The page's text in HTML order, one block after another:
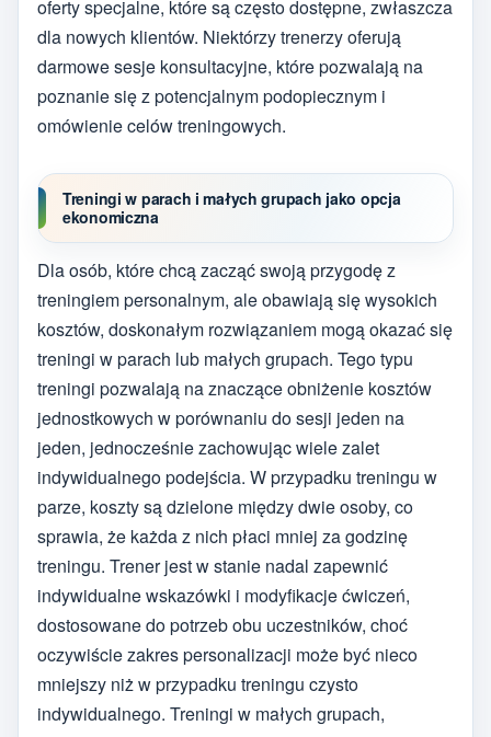
oferty specjalne, które są często dostępne, zwłaszcza
dla nowych klientów. Niektórzy trenerzy oferują
darmowe sesje konsultacyjne, które pozwalają na
poznanie się z potencjalnym podopiecznym i
omówienie celów treningowych.
Treningi w parach i małych grupach jako opcja
ekonomiczna
Dla osób, które chcą zacząć swoją przygodę z
treningiem personalnym, ale obawiają się wysokich
kosztów, doskonałym rozwiązaniem mogą okazać się
treningi w parach lub małych grupach. Tego typu
treningi pozwalają na znaczące obniżenie kosztów
jednostkowych w porównaniu do sesji jeden na
jeden, jednocześnie zachowując wiele zalet
indywidualnego podejścia. W przypadku treningu w
parze, koszty są dzielone między dwie osoby, co
sprawia, że każda z nich płaci mniej za godzinę
treningu. Trener jest w stanie nadal zapewnić
indywidualne wskazówki i modyfikacje ćwiczeń,
dostosowane do potrzeb obu uczestników, choć
oczywiście zakres personalizacji może być nieco
mniejszy niż w przypadku treningu czysto
indywidualnego. Treningi w małych grupach,